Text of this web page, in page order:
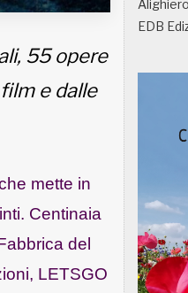
55 opere
e dalle
mette in
Centinaia
del
LETSGO
EDB